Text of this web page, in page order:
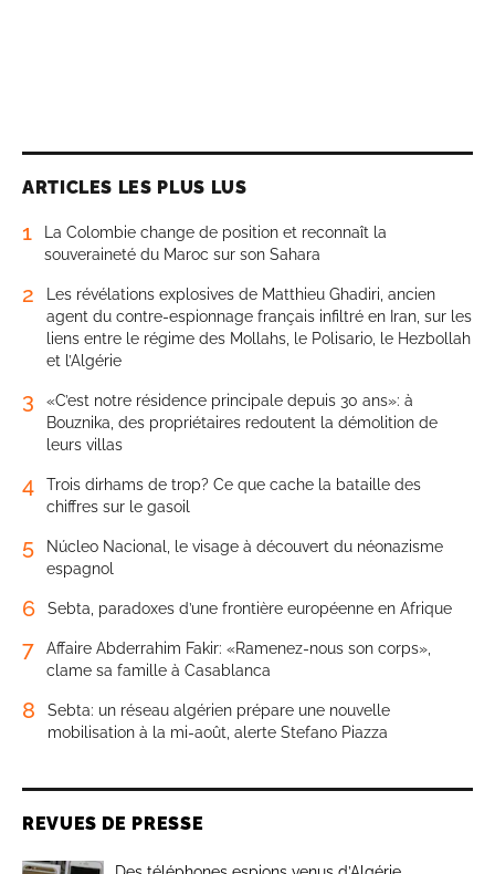
ARTICLES LES PLUS LUS
1
La Colombie change de position et reconnaît la
souveraineté du Maroc sur son Sahara
2
Les révélations explosives de Matthieu Ghadiri, ancien
agent du contre-espionnage français infiltré en Iran, sur les
liens entre le régime des Mollahs, le Polisario, le Hezbollah
et l’Algérie
3
«C’est notre résidence principale depuis 30 ans»: à
Bouznika, des propriétaires redoutent la démolition de
leurs villas
4
Trois dirhams de trop? Ce que cache la bataille des
chiffres sur le gasoil
5
Núcleo Nacional, le visage à découvert du néonazisme
espagnol
6 Sebta, paradoxes d’une frontière européenne en Afrique
7
Affaire Abderrahim Fakir: «Ramenez-nous son corps»,
clame sa famille à Casablanca
8
Sebta: un réseau algérien prépare une nouvelle
mobilisation à la mi-août, alerte Stefano Piazza
REVUES DE PRESSE